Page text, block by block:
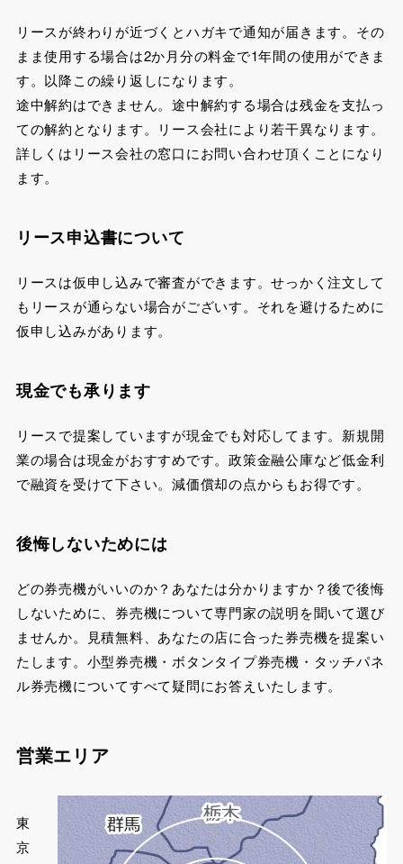
リースが終わりが近づくとハガキで通知が届きます。その
まま使用する場合は2か月分の料金で1年間の使用ができま
す。以降この繰り返しになります。
途中解約はできません。途中解約する場合は残金を支払っ
ての解約となります。リース会社により若干異なります。
詳しくはリース会社の窓口にお問い合わせ頂くことになり
ます。
リース申込書について
リースは仮申し込みで審査ができます。せっかく注文して
もリースが通らない場合がございす。それを避けるために
仮申し込みがあります。
現金でも承ります
リースで提案していますが現金でも対応してます。新規開
業の場合は現金がおすすめです。政策金融公庫など低金利
で融資を受けて下さい。減価償却の点からもお得です。
後悔しないためには
どの券売機がいいのか？あなたは分かりますか？後で後悔
しないために、券売機について専門家の説明を聞いて選び
ませんか。見積無料、あなたの店に合った券売機を提案い
たします。小型券売機・ボタンタイプ券売機・タッチパネ
ル券売機についてすべて疑問にお答えいたします。
営業エリア
東
京